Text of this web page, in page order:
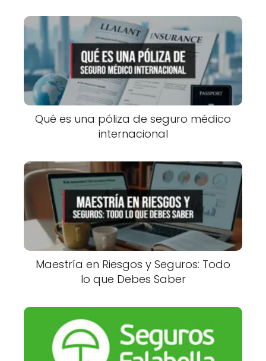
Qué es una póliza de seguro médico
internacional
Maestría en Riesgos y Seguros: Todo
lo que Debes Saber